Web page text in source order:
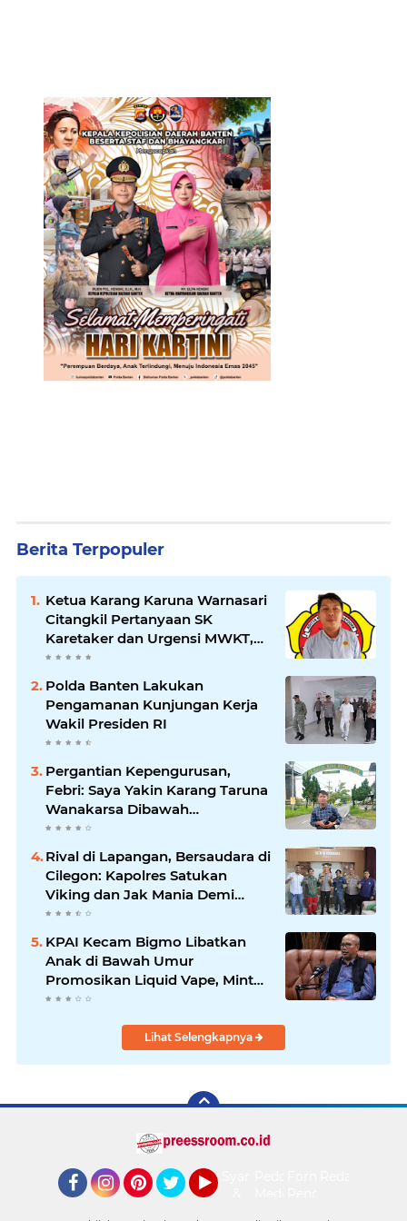
Berita Terpopuler
Ketua Karang Karuna Warnasari
Citangkil Pertanyaan SK
Karetaker dan Urgensi MWKT,
Saat Suasana Berduka
Polda Banten Lakukan
Pengamanan Kunjungan Kerja
Wakil Presiden RI
Pergantian Kepengurusan,
Febri: Saya Yakin Karang Taruna
Wanakarsa Dibawah
Kepemimpinan Bung Entus
Rival di Lapangan, Bersaudara di
Cilegon: Kapolres Satukan
Viking dan Jak Mania Demi
Nobar Damai Piala Presiden
KPAI Kecam Bigmo Libatkan
Anak di Bawah Umur
Promosikan Liquid Vape, Minta
Aparat Bertindak Tegas
Lihat Selengkapnya